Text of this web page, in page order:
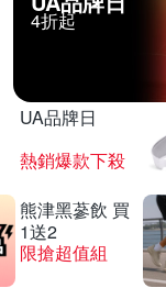
4折起
UA品牌日
熱銷爆款下殺
熊津黑蔘飲 買
1送2
限搶超值組